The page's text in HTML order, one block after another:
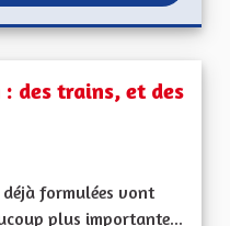
: des trains, et des
formulées vont
plus importante...